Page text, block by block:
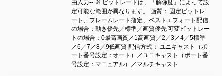
由入力-- ※ ビットレートは、「解像度」によって設
定可能な範囲が異なります。 画質： 固定ビットレ
ート、フレームレート指定、ベストエフォート配信
の場合：動き優先／標準／画質優先 可変ビットレー
トの場合：0最高画質／1高画質／2／3／4／5標準
／6／7／8／9低画質 配信方式： ユニキャスト（ポ
ート番号設定：オート）／ユニキャスト（ポート番
号設定：マニュアル）／マルチキャスト